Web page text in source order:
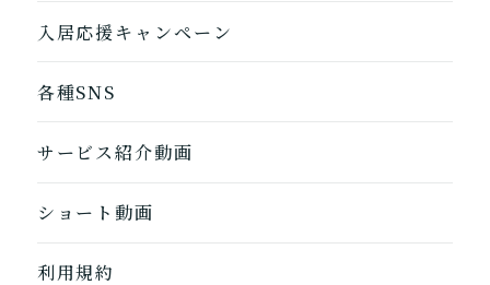
閉じる
1つ前に戻る 介護診断を終了
1つ前に戻る 介護診断を終了
1つ前に戻る 介護診断を終了
1つ前に戻る 介護診断を終了
1つ前に戻る 介護診断を終了
1つ前に戻る 介護診断を終了
1つ前に戻る 介護診断を終了
入居応援キャンペーン
各種SNS
サービス紹介動画
ショート動画
利用規約